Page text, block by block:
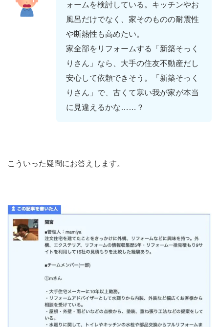
ォームを検討している。キッチンやお
風呂だけでなく、家そのものの耐震性
や断熱性も高めたい。
家全部をリフォームする「新築そっく
りさん」なら、大手の住友不動産だし
安心して依頼できそう。「新築そっく
りさん」で、古くて寒い我が家が本当
に見違えるかな……？
こういった疑問にお答えします。